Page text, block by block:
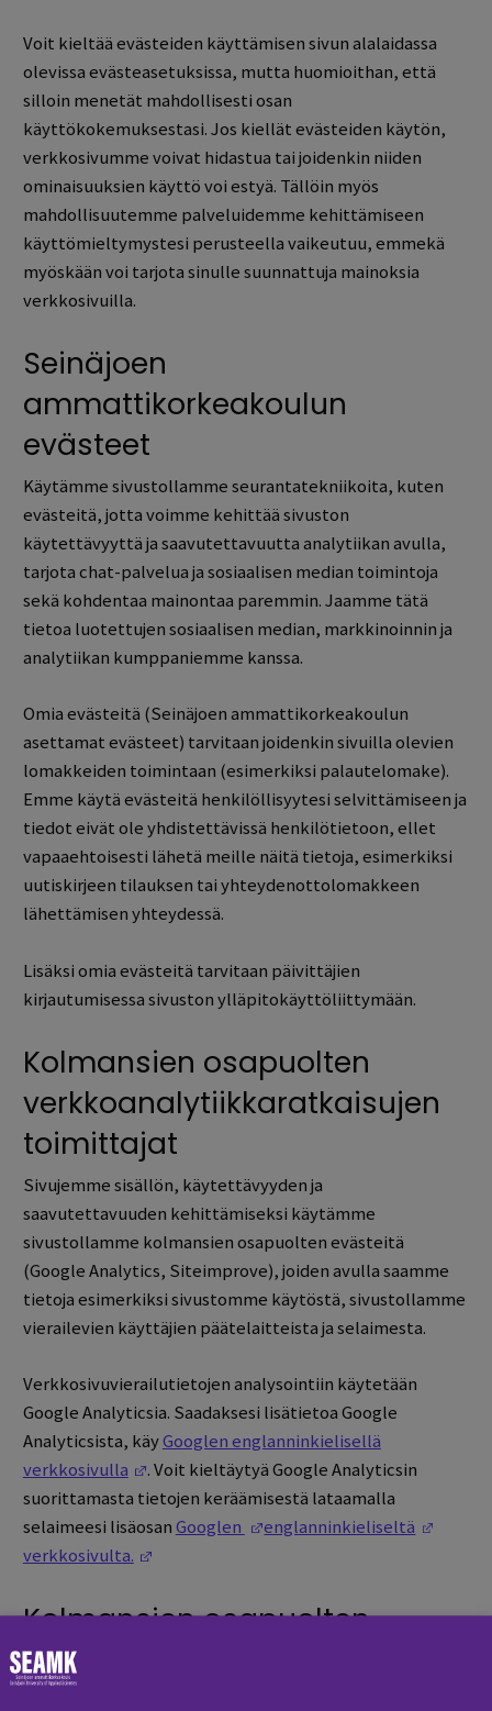
Voit kieltää evästeiden käyttämisen sivun alalaidassa
olevissa evästeasetuksissa, mutta huomioithan, että
silloin menetät mahdollisesti osan
käyttökokemuksestasi. Jos kiellät evästeiden käytön,
verkkosivumme voivat hidastua tai joidenkin niiden
ominaisuuksien käyttö voi estyä. Tällöin myös
mahdollisuutemme palveluidemme kehittämiseen
käyttömieltymystesi perusteella vaikeutuu, emmekä
myöskään voi tarjota sinulle suunnattuja mainoksia
verkkosivuilla.
Seinäjoen
ammattikorkeakoulun
evästeet
Käytämme sivustollamme seurantatekniikoita, kuten
evästeitä, jotta voimme kehittää sivuston
käytettävyyttä ja saavutettavuutta analytiikan avulla,
tarjota chat-palvelua ja sosiaalisen median toimintoja
sekä kohdentaa mainontaa paremmin. Jaamme tätä
tietoa luotettujen sosiaalisen median, markkinoinnin ja
analytiikan kumppaniemme kanssa.
Omia evästeitä (Seinäjoen ammattikorkeakoulun
asettamat evästeet) tarvitaan joidenkin sivuilla olevien
lomakkeiden toimintaan (esimerkiksi palautelomake).
Emme käytä evästeitä henkilöllisyytesi selvittämiseen ja
tiedot eivät ole yhdistettävissä henkilötietoon, ellet
vapaaehtoisesti lähetä meille näitä tietoja, esimerkiksi
uutiskirjeen tilauksen tai yhteydenottolomakkeen
lähettämisen yhteydessä.
Lisäksi omia evästeitä tarvitaan päivittäjien
kirjautumisessa sivuston ylläpitokäyttöliittymään.
Kolmansien osapuolten
verkkoanalytiikkaratkaisujen
toimittajat
Sivujemme sisällön, käytettävyyden ja
saavutettavuuden kehittämiseksi käytämme
sivustollamme kolmansien osapuolten evästeitä
(Google Analytics, Siteimprove), joiden avulla saamme
tietoja esimerkiksi sivustomme käytöstä, sivustollamme
vierailevien käyttäjien päätelaitteista ja selaimesta.
Verkkosivuvierailutietojen analysointiin käytetään
Google Analyticsia. Saadaksesi lisätietoa Google
Analyticsista, käyGooglen englanninkielisellä
verkkosivulla
(Opens in a new window)
. Voit kieltäytyä Google Analyticsin
suorittamasta tietojen keräämisestä lataamalla
selaimeesi lisäosanGooglen (Opens in a new window)
englanninkieliseltä
verkkosivulta.
Kolmansien osapuolten
yhteisöliitännäiset ja